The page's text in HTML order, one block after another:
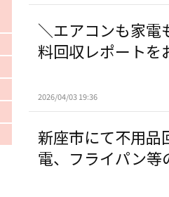
＼エアコンも家電
料回収レポートを
2026/04/03 19:36
新座市にて不用品
電、フライパン等